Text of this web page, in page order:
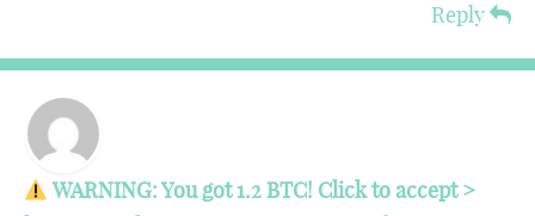
Reply
WARNING: You got 1.2 BTC! Click to accept >